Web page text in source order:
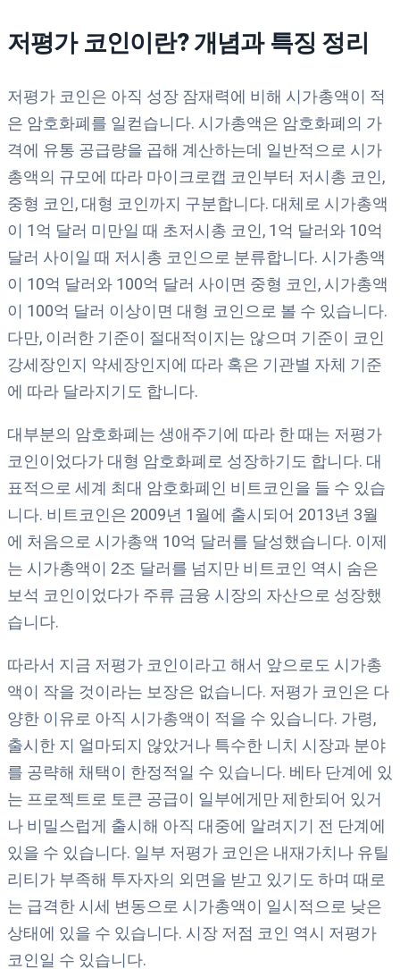
저평가 코인이란? 개념과 특징 정리
저평가 코인은 아직 성장 잠재력에 비해 시가총액이 적
은 암호화폐를 일컫습니다. 시가총액은 암호화폐의 가
격에 유통 공급량을 곱해 계산하는데 일반적으로 시가
총액의 규모에 따라 마이크로캡 코인부터 저시총 코인,
중형 코인, 대형 코인까지 구분합니다. 대체로 시가총액
이 1억 달러 미만일 때 초저시총 코인, 1억 달러와 10억
달러 사이일 때 저시총 코인으로 분류합니다. 시가총액
이 10억 달러와 100억 달러 사이면 중형 코인, 시가총액
이 100억 달러 이상이면 대형 코인으로 볼 수 있습니다.
다만, 이러한 기준이 절대적이지는 않으며 기준이 코인
강세장인지 약세장인지에 따라 혹은 기관별 자체 기준
에 따라 달라지기도 합니다.
대부분의 암호화폐는 생애주기에 따라 한 때는 저평가
코인이었다가 대형 암호화폐로 성장하기도 합니다. 대
표적으로 세계 최대 암호화폐인 비트코인을 들 수 있습
니다. 비트코인은 2009년 1월에 출시되어 2013년 3월
에 처음으로 시가총액 10억 달러를 달성했습니다. 이제
는 시가총액이 2조 달러를 넘지만 비트코인 역시 숨은
보석 코인이었다가 주류 금융 시장의 자산으로 성장했
습니다.
따라서 지금 저평가 코인이라고 해서 앞으로도 시가총
액이 작을 것이라는 보장은 없습니다. 저평가 코인은 다
양한 이유로 아직 시가총액이 적을 수 있습니다. 가령,
출시한 지 얼마되지 않았거나 특수한 니치 시장과 분야
를 공략해 채택이 한정적일 수 있습니다. 베타 단계에 있
는 프로젝트로 토큰 공급이 일부에게만 제한되어 있거
나 비밀스럽게 출시해 아직 대중에 알려지기 전 단계에
있을 수 있습니다. 일부 저평가 코인은 내재가치나 유틸
리티가 부족해 투자자의 외면을 받고 있기도 하며 때로
는 급격한 시세 변동으로 시가총액이 일시적으로 낮은
상태에 있을 수 있습니다. 시장 저점 코인 역시 저평가
코인일 수 있습니다.